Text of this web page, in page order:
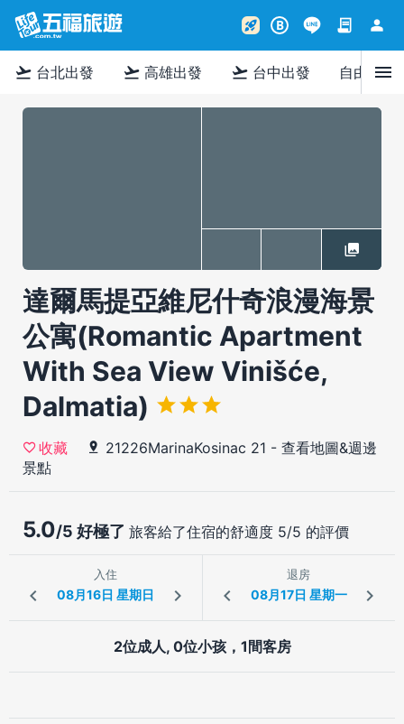
rocket_launch B contract person
flight_takeoff 台北出發 flight_takeoff 高雄出發 flight_takeoff 台中出發 自由行menu
達爾馬提亞維尼什奇浪漫海景
公寓(Romantic Apartment
With Sea View Vinišće,
Dalmatia)
收藏 21226MarinaKosinac 21 - 查看地圖&週邊
景點
5.0/5 好極了 旅客給了住宿的舒適度 5/5 的評價
入住 退房
2位成人, 0位小孩，1間客房